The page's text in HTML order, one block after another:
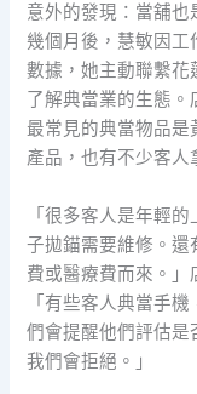
意外的發現：當舖也
幾個月後，慧敏因工
數據，她主動聯繫花
了解典當業的生態。
最常見的典當物品
產品，也有不少客人
「很多客人是年輕
子拋錨需要維修。還
費或醫療費而來。」
「有些客人典當手
們會提醒他們評估是
我們會拒絕。」